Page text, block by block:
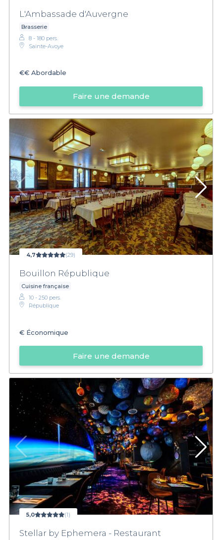
L'Ambassade d'Auvergne
Brasserie
8 - 180 pers.
Sainte-Avoye
€€ Abordable
Faire une demande
4,7 (29)
Bouillon République
Cuisine française
10 - 250 pers.
République
€ Économique
Faire une demande
5,0 (1)
Stellar by Ephemera - Restaurant